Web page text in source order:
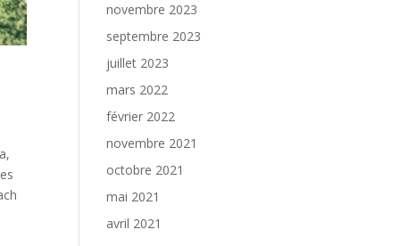
novembre 2023
septembre 2023
juillet 2023
mars 2022
février 2022
novembre 2021
octobre 2021
mai 2021
avril 2021